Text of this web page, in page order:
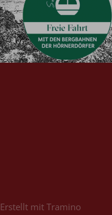
Erstellt mit Tramino